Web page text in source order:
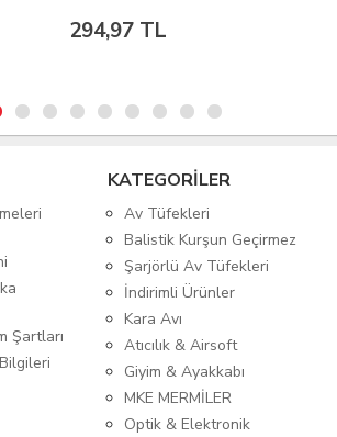
294,97 TL
Şartları
KATEGORİLER
Av Tüfekleri
Balistik Kurşun Geçirmez
Şarjörlü Av Tüfekleri
İndirimli Ürünler
Kara Avı
Atıcılık & Airsoft
Giyim & Ayakkabı
MKE MERMİLER
Optik & Elektronik